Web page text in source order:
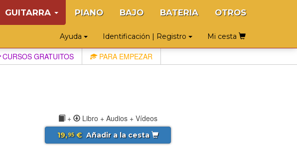
GUITARRA PIANO BAJO BATERIA OTROS
Ayuda Identificación | Registro Mi cesta
CURSOS GRATUITOS PARA EMPEZAR
+ Libro + Audios + Vídeos
19,95€ Añadir a la cesta